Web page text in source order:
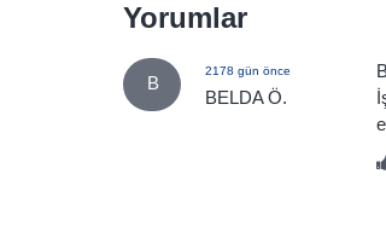
Yorumlar
B
2178 gün önce
BELDA Ö.